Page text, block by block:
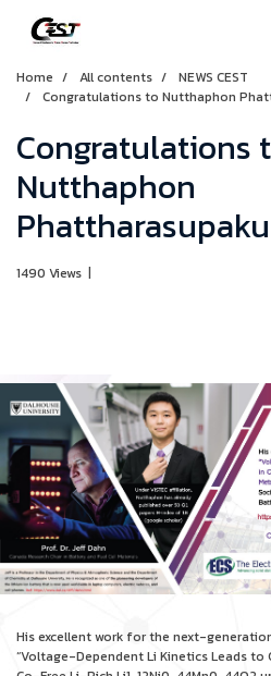
Home All contents
NEWS CEST
Congratulations to Nutthaphon
Congratulations
Nutthaphon
1490 Views |
His excellent work for the next-
“Voltage-Dependent Li Kinetics Leads